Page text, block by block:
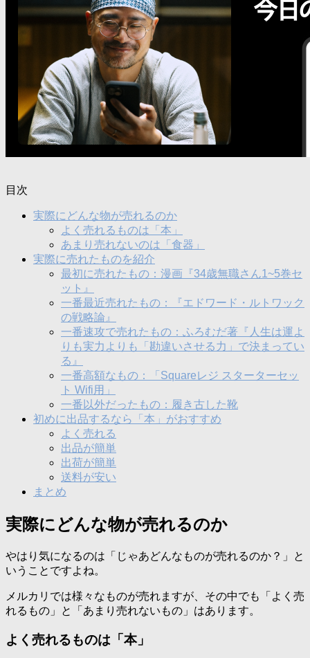
目次
実際にどんな物が売れるのか
よく売れるものは「本」
あまり売れないのは「食器」
実際に売れたものを紹介
最初に売れたもの：漫画『34歳無職さん1~5巻セ
ット』
一番最近売れたもの：『エドワード・ルトワック
の戦略論』
一番速攻で売れたもの：ふろむだ著『人生は運よ
りも実力よりも「勘違いさせる力」で決まってい
る』
一番高額なもの：「Squareレジ スターターセッ
ト Wifi用」
一番以外だったもの：履き古した靴
初めに出品するなら「本」がおすすめ
よく売れる
出品が簡単
出荷が簡単
送料が安い
まとめ
実際にどんな物が売れるのか
やはり気になるのは「じゃあどんなものが売れるのか？」と
いうことですよね。
メルカリでは様々なものが売れますが、その中でも「よく売
れるもの」と「あまり売れないもの」はあります。
よく売れるものは「本」